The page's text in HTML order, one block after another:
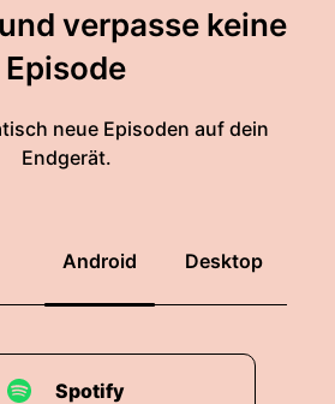
verpasse keine
Episode
neue Episoden auf dein
Endgerät.
Android Desktop
Spotify